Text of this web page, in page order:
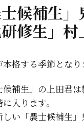
候補生
修生」
格する季節となり
補生」の上田君
入ります。
い「農士候補生